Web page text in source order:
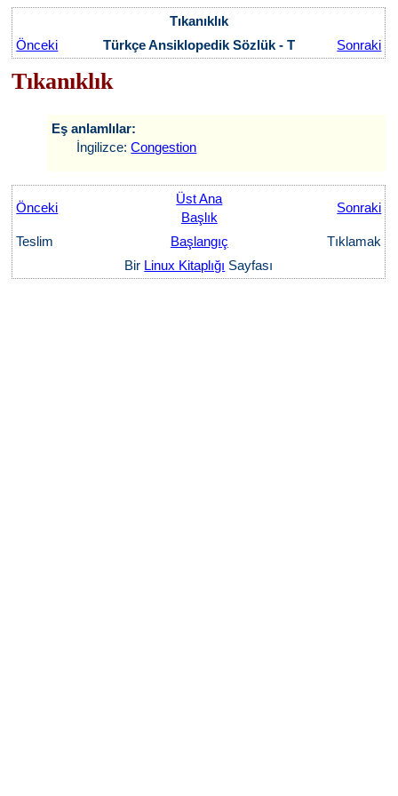
Tıkanıklık
Önceki
Türkçe Ansiklopedik Sözlük - T Sonraki
Tıkanıklık
Eş anlamlılar:
İngilizce:Congestion
Önceki
Üst Ana
Başlık
Sonraki
Teslim Başlangıç
Tıklamak
Bir Linux Kitaplığı Sayfası